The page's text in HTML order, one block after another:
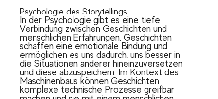
Psychologie des Storytellings
In der Psychologie gibt es eine tiefe
Verbindung zwischen Geschichten und
menschlichen Erfahrungen. Geschichten
schaffen eine emotionale Bindung und
ermöglichen es uns dadurch, uns besser in
die Situationen anderer hineinzuversetzen
und diese abzuspeichern. Im Kontext des
Maschinenbaus können Geschichten
komplexe technische Prozesse greifbar